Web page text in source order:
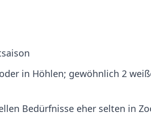
in Höhlen; gewöhnlich 2
Bedürfnisse eher selten in